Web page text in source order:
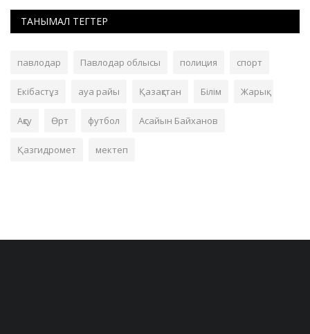
ТАНЫМАЛ ТЕГТЕР
павлодар Павлодар облысы полиция спорт
Екібастұз ауа райы Қазақстан Білім Жарық
Ақсу Өрт футбол Асайын Байханов
Қазгидромет мектеп